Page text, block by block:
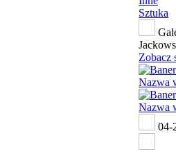
Sztuka
Zobacz
04-